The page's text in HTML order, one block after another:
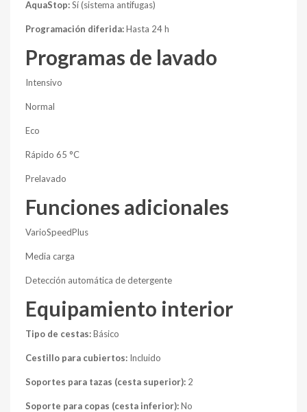
AquaStop:Sí (sistema antifugas)
Programación diferida:Hasta 24 h
Programas de lavado
Intensivo
Normal
Eco
Rápido 65 °C
Prelavado
Funciones adicionales
VarioSpeedPlus
Media carga
Detección automática de detergente
Equipamiento interior
Tipo de cestas:Básico
Cestillo para cubiertos: Incluido
Soportes para tazas (cesta superior): 2
Soporte para copas (cesta inferior):No